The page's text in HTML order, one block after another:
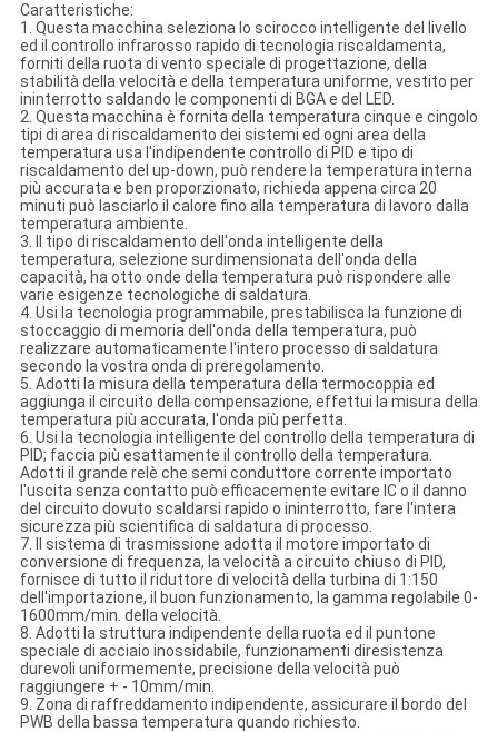
Caratteristiche:
1. Questa macchina seleziona lo scirocco intelligente del livello
ed il controllo infrarosso rapido di tecnologia riscaldamenta,
forniti della ruota di vento speciale di progettazione, della
stabilità della velocità e della temperatura uniforme, vestito per
ininterrotto saldando le componenti di BGA e del LED.
2. Questa macchina è fornita della temperatura cinque e cingolo
tipi di area di riscaldamento dei sistemi ed ogni area della
temperatura usa l'indipendente controllo di PID e tipo di
riscaldamento del up-down, può rendere la temperatura interna
più accurata e ben proporzionato, richieda appena circa 20
minuti può lasciarlo il calore fino alla temperatura di lavoro dalla
temperatura ambiente.
3. Il tipo di riscaldamento dell'onda intelligente della
temperatura, selezione surdimensionata dell'onda della
capacità, ha otto onde della temperatura può rispondere alle
varie esigenze tecnologiche di saldatura.
4. Usi la tecnologia programmabile, prestabilisca la funzione di
stoccaggio di memoria dell'onda della temperatura, può
realizzare automaticamente l'intero processo di saldatura
secondo la vostra onda di preregolamento.
5. Adotti la misura della temperatura della termocoppia ed
aggiunga il circuito della compensazione, effettui la misura della
temperatura più accurata, l'onda più perfetta.
6. Usi la tecnologia intelligente del controllo della temperatura di
PID; faccia più esattamente il controllo della temperatura.
Adotti il grande relè che semi conduttore corrente importato
l'uscita senza contatto può efficacemente evitare IC o il danno
del circuito dovuto scaldarsi rapido o ininterrotto, fare l'intera
sicurezza più scientifica di saldatura di processo.
7. Il sistema di trasmissione adotta il motore importato di
conversione di frequenza, la velocità a circuito chiuso di PID,
fornisce di tutto il riduttore di velocità della turbina di 1:150
dell'importazione, il buon funzionamento, la gamma regolabile 0-
1600mm/min. della velocità.
8. Adotti la struttura indipendente della ruota ed il puntone
speciale di acciaio inossidabile, funzionamenti diresistenza
durevoli uniformemente, precisione della velocità può
raggiungere + - 10mm/min.
9. Zona di raffreddamento indipendente, assicurare il bordo del
PWB della bassa temperatura quando richiesto.